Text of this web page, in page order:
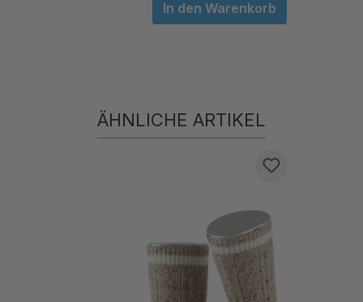
Produktgalerie überspringen